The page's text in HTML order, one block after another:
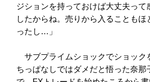
ジションを持っておけば大丈夫って
したからね。売りから入ることもほ
ったし…」
サブプライムショックでショック
ちっぱなしではダメだと悟った奈那